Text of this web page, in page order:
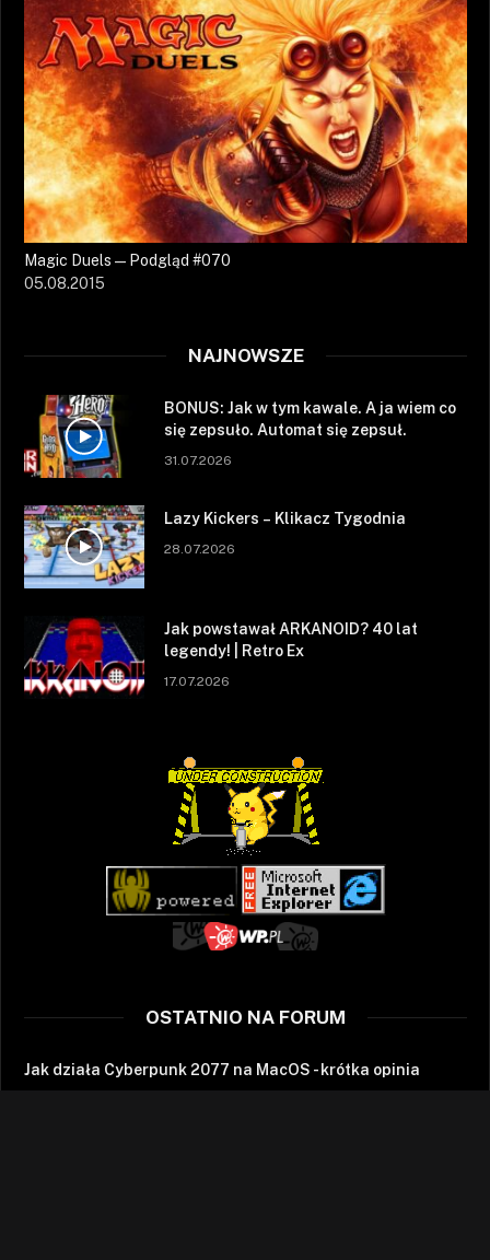
Magic Duels — Podgląd #070
05.08.2015
NAJNOWSZE
BONUS: Jak w tym kawale. A ja wiem co
się zepsuło. Automat się zepsuł.
31.07.2026
Lazy Kickers – Klikacz Tygodnia
28.07.2026
Jak powstawał ARKANOID? 40 lat
legendy! | Retro Ex
17.07.2026
OSTATNIO NA FORUM
Jak działa Cyberpunk 2077 na MacOS - krótka opinia